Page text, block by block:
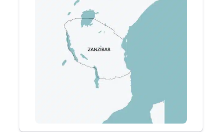
Enfin, terminez votre voyage Tanzanie
immersion dans leparc national de Tarangire
célèbre pour ses impressionnants troupeaux
d’éléphants et ses paysages spectaculaires de
savanes et de baobabs. Chaque étape de ce
circuit vous offrira l’opportunité de vivre des
moments inoubliables, d’observer de près la
faune et de vous immerger dans les paysages
majestueux de la Tanzanie.